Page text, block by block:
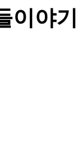
이야기